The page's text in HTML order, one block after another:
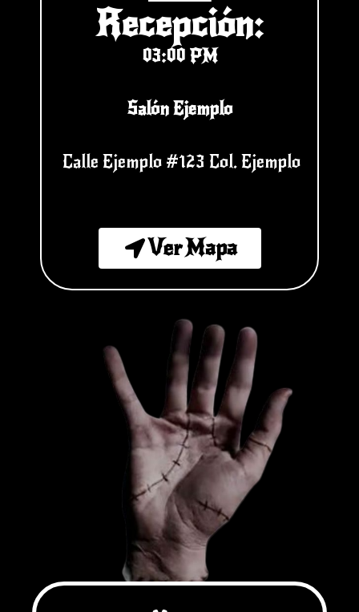
Recepción:
03:00 PM
Salón Ejemplo
Calle Ejemplo #123 Col. Ejemplo
Ver Mapa